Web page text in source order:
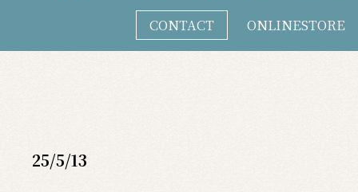
CONTACT
ONLINESTORE
25/5/13